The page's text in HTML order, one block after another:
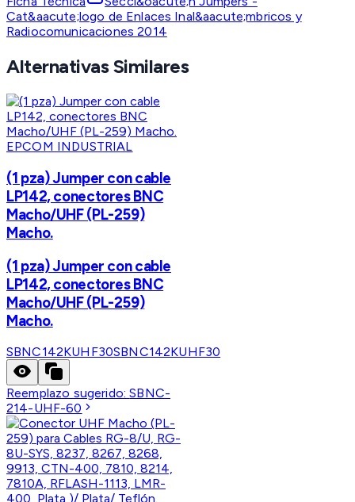
Cat&aacute;logo de Enlaces Inal&aacute;mbricos y
Radiocomunicaciones 2014
Alternativas Similares
EPCOM INDUSTRIAL
(1 pza) Jumper con cable
LP142, conectores BNC
Macho/UHF (PL-259)
Macho.
(1 pza) Jumper con cable
LP142, conectores BNC
Macho/UHF (PL-259)
Macho.
SBNC142KUHF30SBNC142KUHF30
Reemplazo sugerido:SBNC-
214-UHF-60